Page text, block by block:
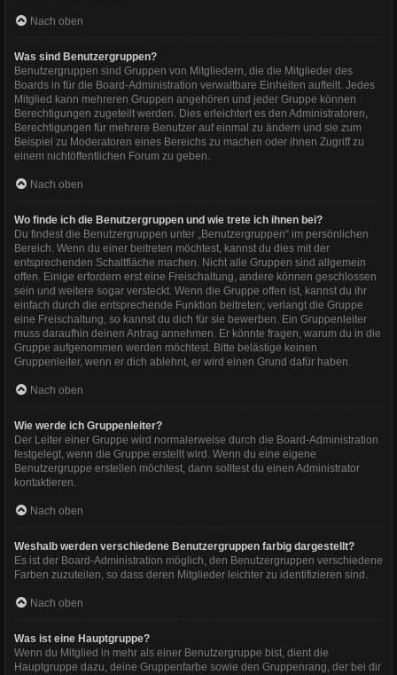
Nach oben
Was sind Benutzergruppen?
Benutzergruppen sind Gruppen von Mitgliedern, die die Mitglieder des
Boards in für die Board-Administration verwaltbare Einheiten aufteilt. Jedes
Mitglied kann mehreren Gruppen angehören und jeder Gruppe können
Berechtigungen zugeteilt werden. Dies erleichtert es den Administratoren,
Berechtigungen für mehrere Benutzer auf einmal zu ändern und sie zum
Beispiel zu Moderatoren eines Bereichs zu machen oder ihnen Zugriff zu
einem nichtöffentlichen Forum zu geben.
Nach oben
Wo finde ich die Benutzergruppen und wie trete ich ihnen bei?
Du findest die Benutzergruppen unter „Benutzergruppen“ im persönlichen
Bereich. Wenn du einer beitreten möchtest, kannst du dies mit der
entsprechenden Schaltfläche machen. Nicht alle Gruppen sind allgemein
offen. Einige erfordern erst eine Freischaltung, andere können geschlossen
sein und weitere sogar versteckt. Wenn die Gruppe offen ist, kannst du ihr
einfach durch die entsprechende Funktion beitreten; verlangt die Gruppe
eine Freischaltung, so kannst du dich für sie bewerben. Ein Gruppenleiter
muss daraufhin deinen Antrag annehmen. Er könnte fragen, warum du in die
Gruppe aufgenommen werden möchtest. Bitte belästige keinen
Gruppenleiter, wenn er dich ablehnt, er wird einen Grund dafür haben.
Nach oben
Wie werde ich Gruppenleiter?
Der Leiter einer Gruppe wird normalerweise durch die Board-Administration
festgelegt, wenn die Gruppe erstellt wird. Wenn du eine eigene
Benutzergruppe erstellen möchtest, dann solltest du einen Administrator
kontaktieren.
Nach oben
Weshalb werden verschiedene Benutzergruppen farbig dargestellt?
Es ist der Board-Administration möglich, den Benutzergruppen verschiedene
Farben zuzuteilen, so dass deren Mitglieder leichter zu identifizieren sind.
Nach oben
Was ist eine Hauptgruppe?
Wenn du Mitglied in mehr als einer Benutzergruppe bist, dient die
Hauptgruppe dazu, deine Gruppenfarbe sowie den Gruppenrang, der bei dir